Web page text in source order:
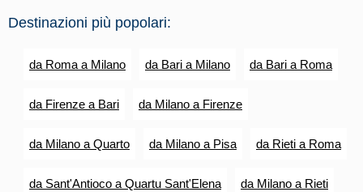
Destinazioni più popolari:
da Roma a Milano da Bari a Milano da Bari a Roma
da Firenze a Bari da Milano a Firenze
da Milano a Quarto da Milano a Pisa da Rieti a Roma
da Sant'Antioco a Quartu Sant'Elena da Milano a Rieti